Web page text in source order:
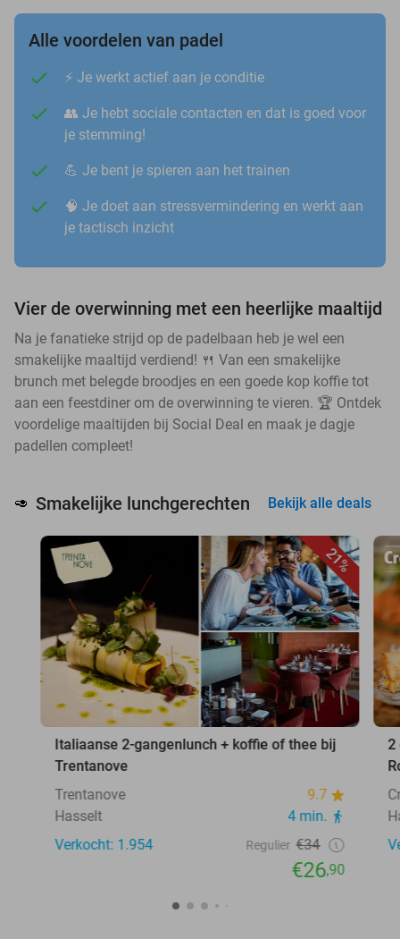
Alle voordelen van padel
⚡️ Je werkt actief aan je conditie
👥 Je hebt sociale contacten en dat is goed voor
je stemming!
💪 Je bent je spieren aan het trainen
🧠 Je doet aan stressvermindering en werkt aan
je tactisch inzicht
Vier de overwinning met een heerlijke maaltijd
Na je fanatieke strijd op de padelbaan heb je wel een
smakelijke maaltijd verdiend! 🍴 Van een smakelijke
brunch met belegde broodjes en een goede kop koffie tot
aan een feestdiner om de overwinning te vieren. 🏆 Ontdek
voordelige maaltijden bij Social Deal en maak je dagje
padellen compleet!
🥑 Smakelijke lunchgerechten Bekijk alle deals
21%
Italiaanse 2-gangenlunch + koffie of thee bij
Trentanove
Trentanove
9.7
Hasselt
4 min.
Verkocht: 1.954
Regulier €34
€26,90
2